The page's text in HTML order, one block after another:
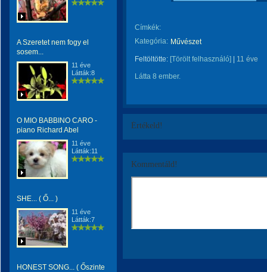
A Szeretet nem fogy el
sosem...
11 éve
Látták:8
O MIO BABBINO CARO -
piano Richard Abel
11 éve
Látták:11
SHE... ( Ő... )
11 éve
Látták:7
HONEST SONG... ( Őszinte
Címkék:
Kategória: Művészet
Feltöltötte: [Törölt felhasználó] 11 éve
Látta 8 ember.
Értékeld!
Kommentáld!